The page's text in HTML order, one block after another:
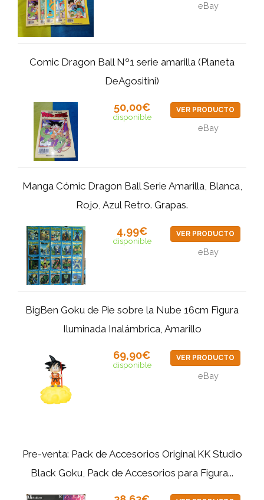
eBay
Comic Dragon Ball Nº1 serie amarilla (Planeta
DeAgositini)
50,00€
disponible
VER PRODUCTO
eBay
Manga Cómic Dragon Ball Serie Amarilla, Blanca,
Rojo, Azul Retro. Grapas.
4,99€
disponible
VER PRODUCTO
eBay
BigBen Goku de Pie sobre la Nube 16cm Figura
Iluminada Inalámbrica, Amarillo
69,90€
disponible
VER PRODUCTO
eBay
Pre-venta: Pack de Accesorios Original KK Studio
Black Goku, Pack de Accesorios para Figura...